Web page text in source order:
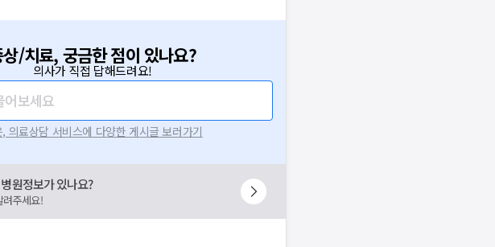
/치료, 궁금한 점이 있나요?
의사가 직접 답해드려요!
어보세요
, 의료상담 서비스에 다양한 게시글 보러가기
원정보가 있나요?
려주세요!